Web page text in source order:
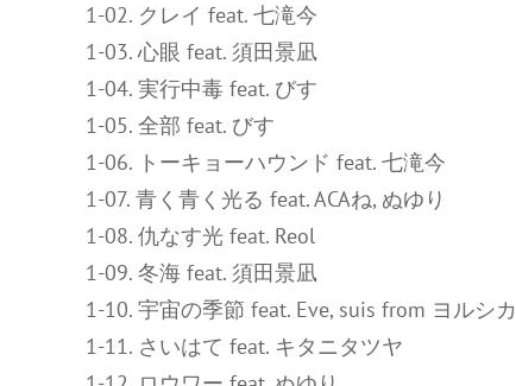
1-02. クレイ feat. 七滝今
1-03. 心眼 feat. 須田景凪
1-04. 実行中毒 feat. びす
1-05. 全部 feat. びす
1-06. トーキョーハウンド feat. 七滝今
1-07. 青く青く光る feat. ACAね, ぬゆり
1-08. 仇なす光 feat. Reol
1-09. 冬海 feat. 須田景凪
1-10. 宇宙の季節 feat. Eve, suis from ヨルシカ
1-11. さいはて feat. キタニタツヤ